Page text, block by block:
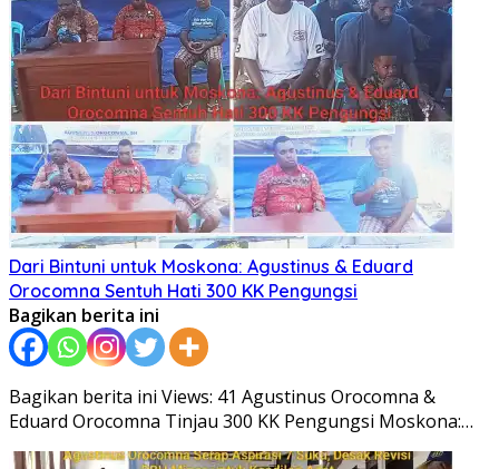
Dari Bintuni untuk Moskona: Agustinus & Eduard
Orocomna Sentuh Hati 300 KK Pengungsi
Bagikan berita ini
Bagikan berita ini Views: 41 Agustinus Orocomna &
Eduard Orocomna Tinjau 300 KK Pengungsi Moskona:…